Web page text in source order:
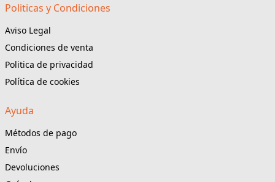
Politicas y Condiciones
Aviso Legal
Condiciones de venta
Politica de privacidad
Política de cookies
Ayuda
Métodos de pago
Envío
Devoluciones